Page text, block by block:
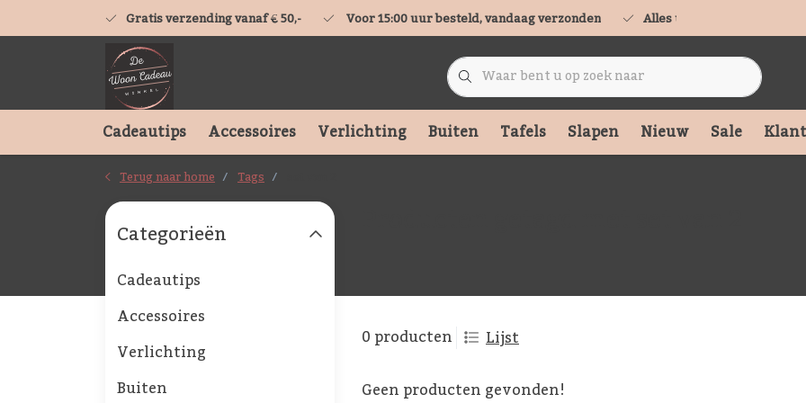
Gratis verzending vanaf € 50,- Voor 15:00 uur besteld, vandaag verzonden Alles uit voorraad
Cadeautips Accessoires Verlichting Buiten Tafels Slapen Nieuw Sale
Terug naar home Tags
0 producten
Lijst
Geen producten gevonden!
Categorieën
Cadeautips
Accessoires
Verlichting
Buiten